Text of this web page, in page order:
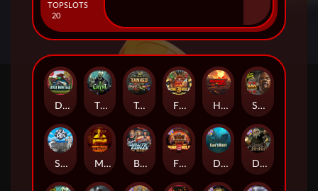
TOP
20
SLOTS
Seamen
Duck Hunters Fire in the Hole 3 Highway to Hell San Quentin 2: Death Row
Mental
The Crypt
Brute Force: Alien Onslaught Fire in the Hole 2
Tanked
Das xBoot Dead Canary